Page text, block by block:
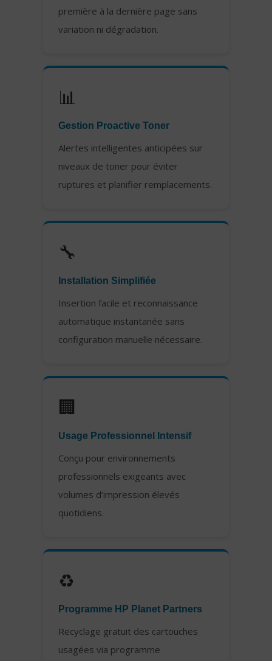
première à la dernière page sans
variation ni dégradation.
📊
Gestion Proactive Toner
Alertes intelligentes anticipées sur
niveaux de toner pour éviter
ruptures et planifier remplacements.
🔧
Installation Simplifiée
Insertion facile et reconnaissance
automatique instantanée sans
configuration manuelle nécessaire.
🏢
Usage Professionnel Intensif
Conçu pour environnements
professionnels exigeants avec
volumes d’impression élevés
quotidiens.
♻️
Programme HP Planet Partners
Recyclage gratuit des cartouches
usagées via programme